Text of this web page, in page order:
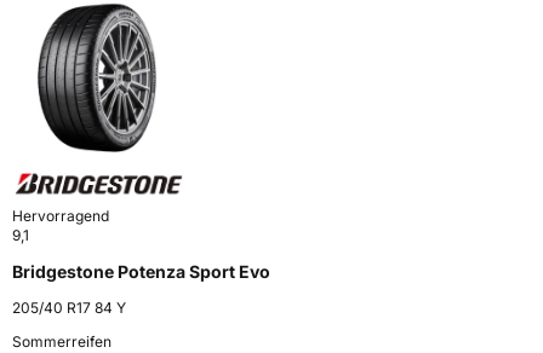
Hervorragend
9,1
Bridgestone Potenza Sport Evo
205/40 R17 84 Y
Sommerreifen